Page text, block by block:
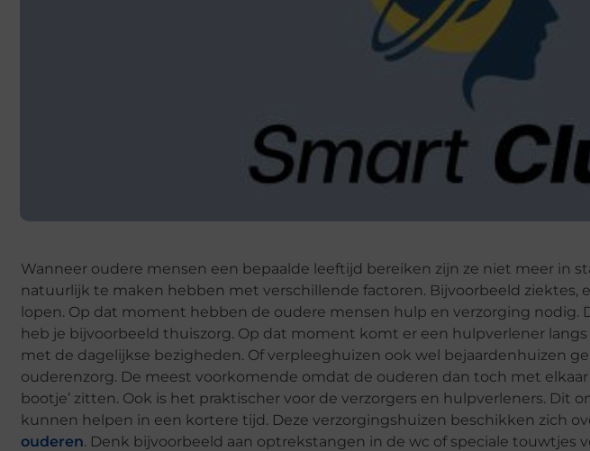
Wanneer oudere mensen een bepaalde leeftijd bereiken zijn ze niet meer in
natuurlijk te maken hebben met verschillende factoren. Bijvoorbeeld ziektes,
lopen. Op dat moment hebben de oudere mensen hulp en verzorging nodig.
heb je bijvoorbeeld thuiszorg. Op dat moment komt er een hulpverlener
met de dagelijkse bezigheden. Of verpleeghuizen ook wel bejaardenhuizen
ouderenzorg. De meest voorkomende omdat de ouderen dan toch met
bootje’ zitten. Ook is het praktischer voor de verzorgers en hulpverleners. Dit
kunnen helpen in een kortere tijd. Deze verzorgingshuizen beschikken zich
ouderen. Denk bijvoorbeeld aan optrekstangen in de wc of speciale touwtjes